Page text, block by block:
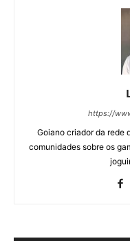
https://
Goiano criador da rede
comunidades sobre os